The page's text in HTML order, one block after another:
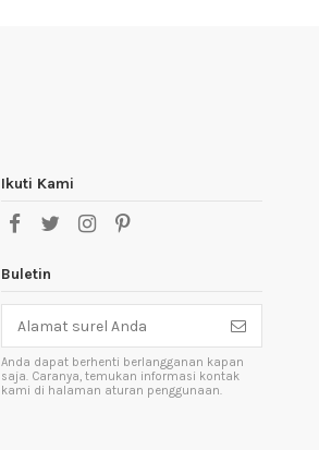
Ikuti Kami
Buletin
Anda dapat berhenti berlangganan kapan
saja. Caranya, temukan informasi kontak
kami di halaman aturan penggunaan.